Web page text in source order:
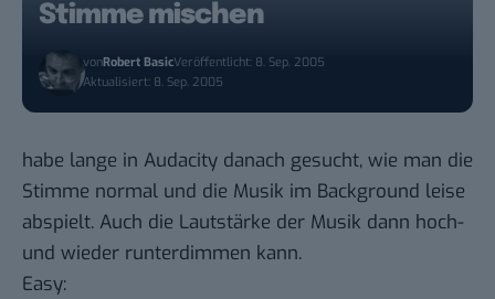
Stimme mischen
vonRobert BasicVeröffentlicht: 8. Sep. 2005
Aktualisiert: 8. Sep. 2005
habe lange in Audacity danach gesucht, wie man die
Stimme normal und die Musik im Background leise
abspielt. Auch die Lautstärke der Musik dann hoch-
und wieder runterdimmen kann.
Easy: